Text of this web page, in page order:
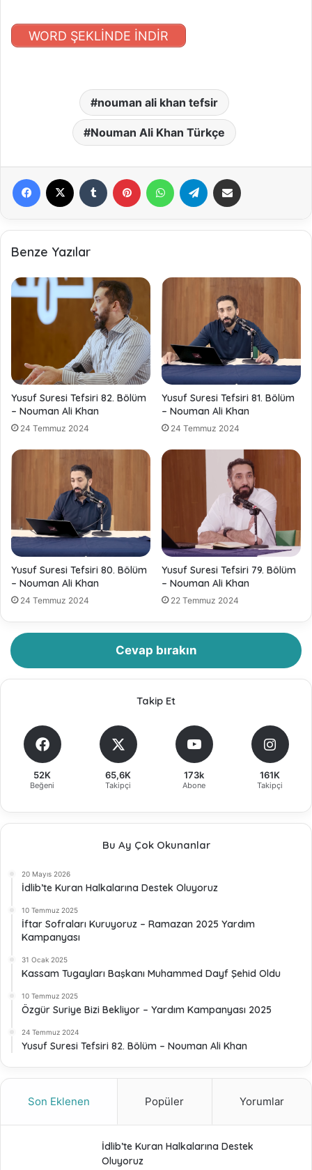
WORD ŞEKLİNDE İNDİR
nouman ali khan tefsir
Nouman Ali Khan Türkçe
Benze Yazılar
Yusuf Suresi Tefsiri 82. Bölüm
– Nouman Ali Khan
24 Temmuz 2024
Yusuf Suresi Tefsiri 81. Bölüm
– Nouman Ali Khan
24 Temmuz 2024
Yusuf Suresi Tefsiri 80. Bölüm
– Nouman Ali Khan
24 Temmuz 2024
Yusuf Suresi Tefsiri 79. Bölüm
– Nouman Ali Khan
22 Temmuz 2024
Cevap bırakın
Takip Et
52K
Beğeni
65,6K
Takipçi
173k
Abone
161K
Takipçi
Bu Ay Çok Okunanlar
20 Mayıs 2026
İdlib’te Kuran Halkalarına Destek Oluyoruz
10 Temmuz 2025
İftar Sofraları Kuruyoruz – Ramazan 2025 Yardım
Kampanyası
31 Ocak 2025
Kassam Tugayları Başkanı Muhammed Dayf Şehid Oldu
10 Temmuz 2025
Özgür Suriye Bizi Bekliyor – Yardım Kampanyası 2025
24 Temmuz 2024
Yusuf Suresi Tefsiri 82. Bölüm – Nouman Ali Khan
Son Eklenen Popüler Yorumlar
İdlib’te Kuran Halkalarına Destek
Oluyoruz